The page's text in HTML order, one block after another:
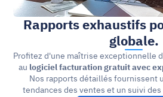
Rapports exhaustifs
globale.
Profitez d'une maîtrise exceptionnelle
au logiciel facturation gratuit avec
Nos rapports détaillés fournissent
tendances des ventes et un suivi